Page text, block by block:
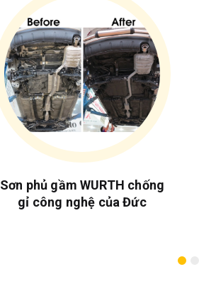
Sơn phủ gầm WURTH chống
gỉ công nghệ của Đức